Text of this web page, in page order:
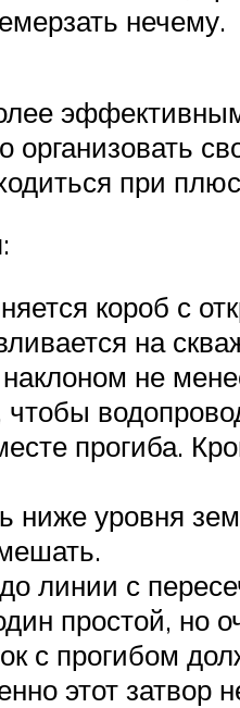
нечему.
при
короб с
на
не
прогиба.
ниже уровня
линии с
простой, но
с прогибом
этот затвор